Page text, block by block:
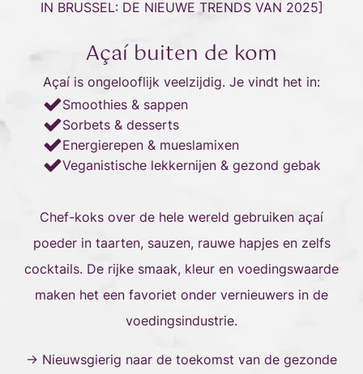
IN BRUSSEL: DE NIEUWE TRENDS VAN 2025]
Açaí buiten de kom
Açaí is ongelooflijk veelzijdig. Je vindt het in:
Smoothies & sappen
Sorbets & desserts
Energierepen & mueslamixen
Veganistische lekkernijen & gezond gebak
Chef-koks over de hele wereld gebruiken açaí
poeder in taarten, sauzen, rauwe hapjes en zelfs
cocktails. De rijke smaak, kleur en voedingswaarde
maken het een favoriet onder vernieuwers in de
voedingsindustrie.
→ Nieuwsgierig naar de toekomst van de gezonde